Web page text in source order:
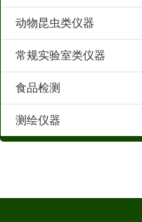
动物昆虫类仪器
常规实验室类仪器
食品检测
测绘仪器